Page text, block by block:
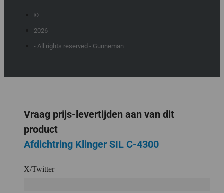
©
2026
- All rights reserved - Gunneman
Vraag prijs-levertijden aan van dit
product
Afdichtring Klinger SIL C-4300
X/Twitter